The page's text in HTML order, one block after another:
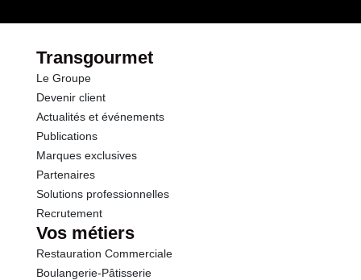
Transgourmet
Le Groupe
Devenir client
Actualités et événements
Publications
Marques exclusives
Partenaires
Solutions professionnelles
Recrutement
Vos métiers
Restauration Commerciale
Boulangerie-Pâtisserie